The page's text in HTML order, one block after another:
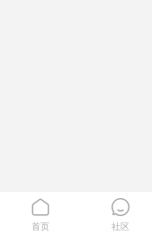

首页

社区